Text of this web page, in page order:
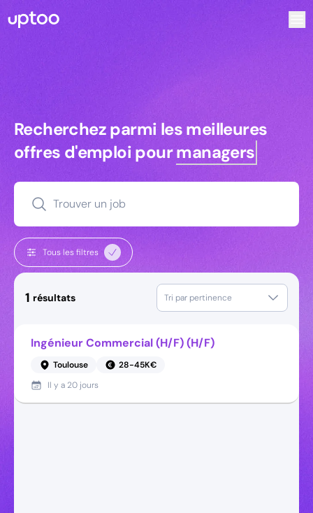
Recherchez parmi les meilleures
Recherchez parmi les meilleures
offres d'emploi pourmanagers
Trouver un job
Tous les filtres
1 résultats Tri par pertinence
Ingénieur Commercial (H/F) (H/F)
Toulouse
28-45K€
Il y a 20 jours